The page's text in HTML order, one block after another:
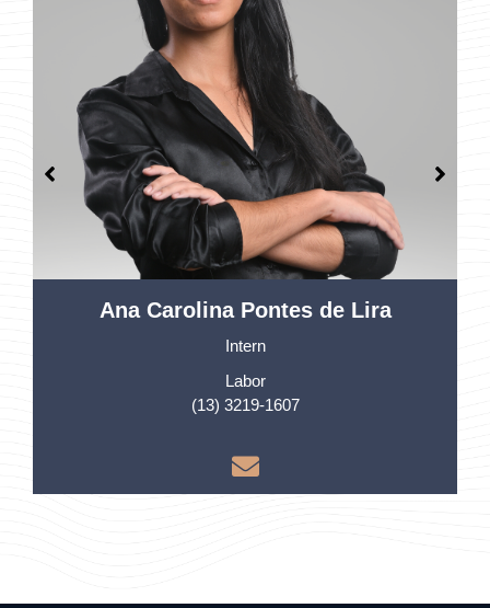
Ana Carolina Pontes de Lira
Intern
Labor
(13) 3219-1607